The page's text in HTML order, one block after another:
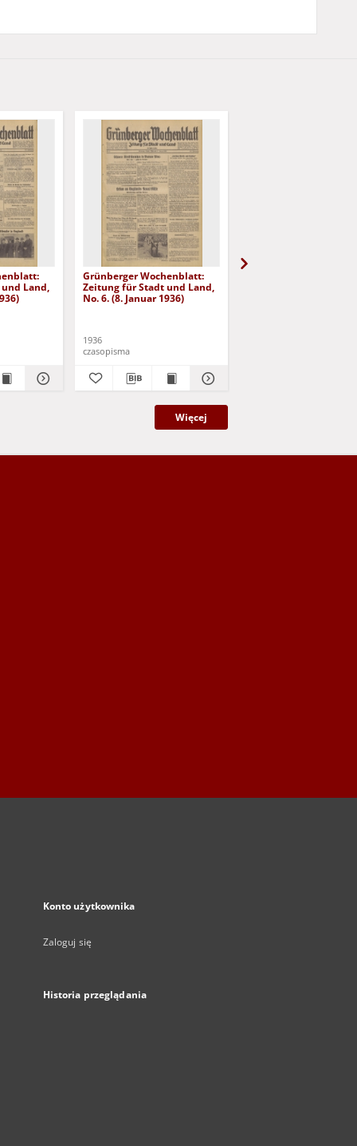
Land,
Grünberger Wochenblatt:
Zeitung für Stadt und Land,
No. 6. (8. Januar 1936)
1936
czasopisma
Więcej
Konto użytkownika
Zaloguj się
Historia przeglądania